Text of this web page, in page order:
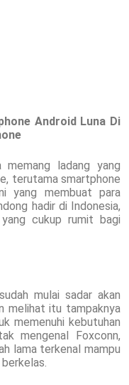
Android Luna Di
memang ladang yang
terutama smartphone
yang membuat para
hadir di Indonesia,
cukup rumit bagi
mulai sadar akan
melihat itu tampaknya
memenuhi kebutuhan
mengenal Foxconn,
lama terkenal mampu